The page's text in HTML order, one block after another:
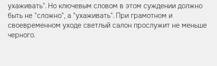
ухаживать". Но ключевым словом в этом суждении должно
быть не "сложно", а "ухаживать". При грамотном и
своевременном уходе светлый салон прослужит не меньше
черного.